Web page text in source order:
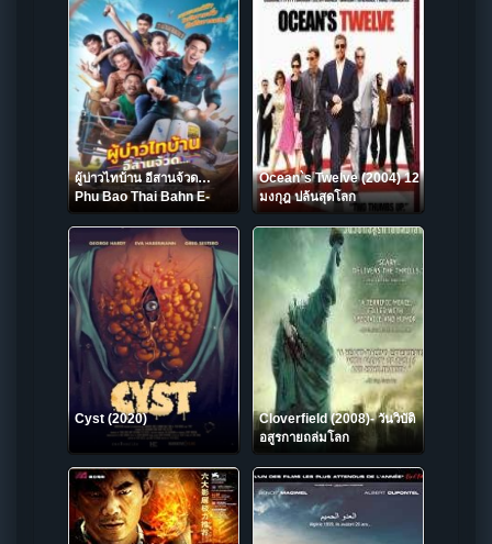
ผู้บ่าวไทบ้าน อีสานจ้วด…
Phu Bao Thai Bahn E-
Saan Juad (2021)
Ocean`s Twelve (2004) 12
มงกุฎ ปล้นสุดโลก
Cyst (2020)
Cloverfield (2008)- วันวิบัติ
อสูรกายถล่มโลก